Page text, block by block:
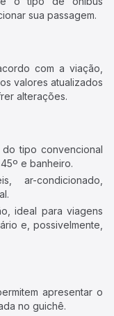
sua passagem.
com a viação,
valores atualizados
alterações.
tipo convencional
e banheiro.
ar-condicionado,
ideal para viagens
e, possivelmente,
apresentar o
no guichê.